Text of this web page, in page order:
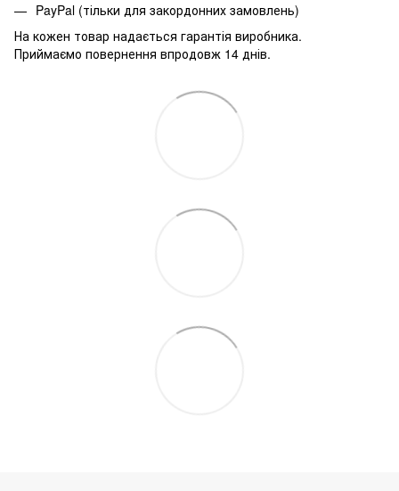
PayPal (тільки для закордонних замовлень)
На кожен товар надається гарантія виробника.
Приймаємо повернення впродовж 14 днів.